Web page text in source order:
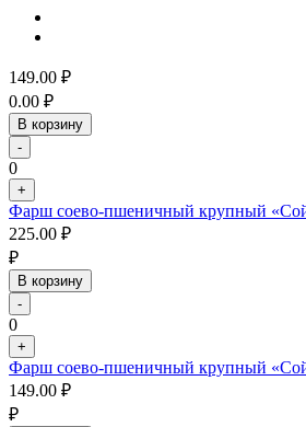
149.00 ₽
0.00 ₽
В корзину
-
0
+
Фарш соево-пшеничный крупный
225.00 ₽
₽
В корзину
-
0
+
Фарш соево-пшеничный крупный
149.00 ₽
₽